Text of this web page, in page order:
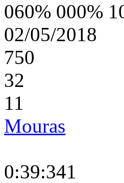
060% 000%
02/05/2018
750
32
11
Mouras
0:39:341